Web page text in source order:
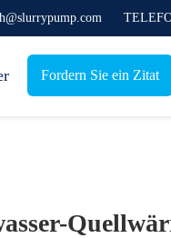
Fordern Sie ein Zitat